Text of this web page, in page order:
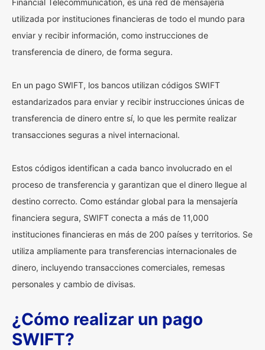
Financial Telecommunication, es una red de mensajería
utilizada por instituciones financieras de todo el mundo para
enviar y recibir información, como instrucciones de
transferencia de dinero, de forma segura.
En un pago SWIFT, los bancos utilizan códigos SWIFT
estandarizados para enviar y recibir instrucciones únicas de
transferencia de dinero entre sí, lo que les permite realizar
transacciones seguras a nivel internacional.
Estos códigos identifican a cada banco involucrado en el
proceso de transferencia y garantizan que el dinero llegue al
destino correcto. Como estándar global para la mensajería
financiera segura, SWIFT conecta a más de 11,000
instituciones financieras en más de 200 países y territorios. Se
utiliza ampliamente para transferencias internacionales de
dinero, incluyendo transacciones comerciales, remesas
personales y cambio de divisas.
¿Cómo realizar un pago
SWIFT?